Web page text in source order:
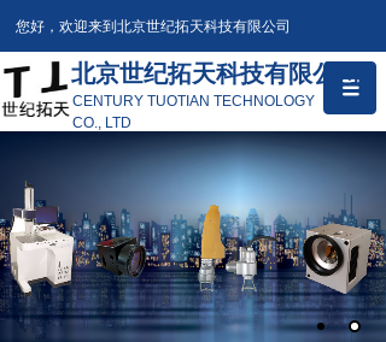
您好，欢迎来到北京世纪拓天科技有限公司
北京世纪拓天科技有限公司
CENTURY TUOTIAN TECHNOLOGY
CO., LTD